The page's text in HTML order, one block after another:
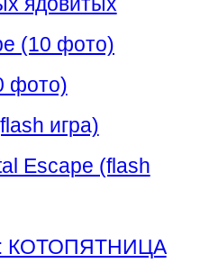
(10 фото)
фото)
игра)
Escape (flash
КОТОПЯТНИЦА